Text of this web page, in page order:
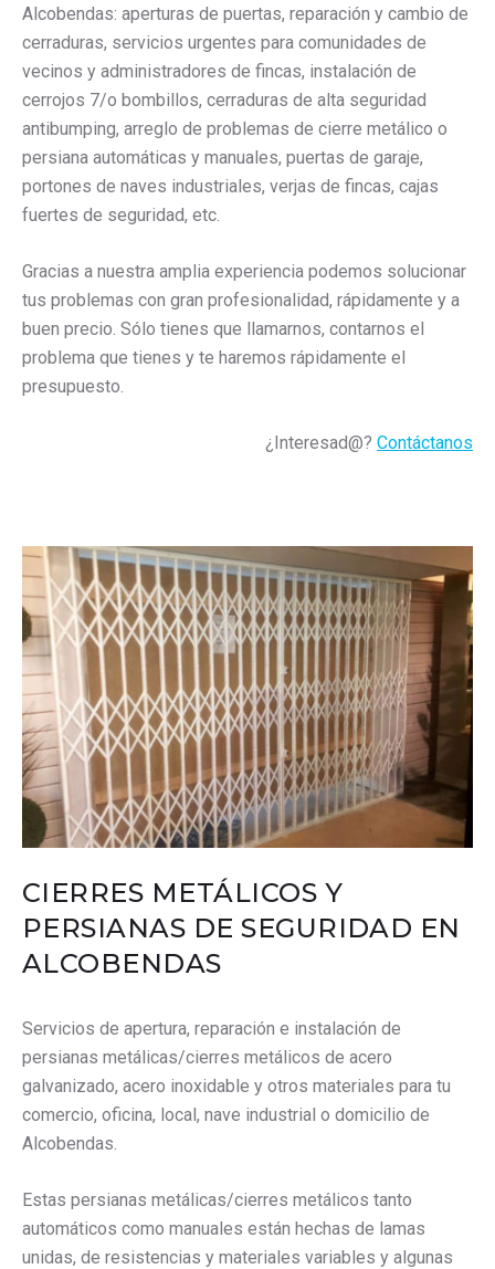
Alcobendas: aperturas de puertas, reparación y cambio de
cerraduras, servicios urgentes para comunidades de
vecinos y administradores de fincas, instalación de
cerrojos 7/o bombillos, cerraduras de alta seguridad
antibumping, arreglo de problemas de cierre metálico o
persiana automáticas y manuales, puertas de garaje,
portones de naves industriales, verjas de fincas, cajas
fuertes de seguridad, etc.
Gracias a nuestra amplia experiencia podemos solucionar
tus problemas con gran profesionalidad, rápidamente y a
buen precio. Sólo tienes que llamarnos, contarnos el
problema que tienes y te haremos rápidamente el
presupuesto.
¿Interesad@?Contáctanos
CIERRES METÁLICOS Y
PERSIANAS DE SEGURIDAD EN
ALCOBENDAS
Servicios de apertura, reparación e instalación de
persianas metálicas/cierres metálicos de acero
galvanizado, acero inoxidable y otros materiales para tu
comercio, oficina, local, nave industrial o domicilio de
Alcobendas.
Estas persianas metálicas/cierres metálicos tanto
automáticos como manuales están hechas de lamas
unidas, de resistencias y materiales variables y algunas